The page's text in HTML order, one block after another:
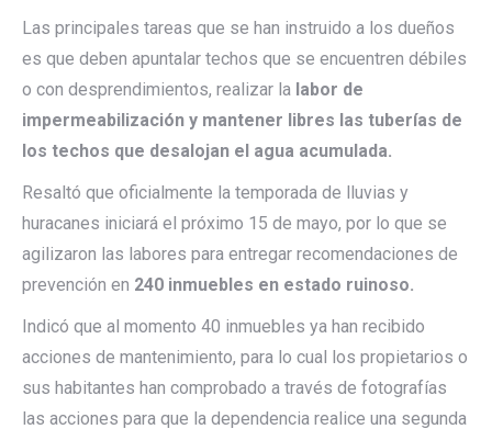
Las principales tareas que se han instruido a los dueños
es que deben apuntalar techos que se encuentren débiles
o con desprendimientos, realizar la labor de
impermeabilización y mantener libres las tuberías de
los techos que desalojan el agua acumulada.
Resaltó que oficialmente la temporada de lluvias y
huracanes iniciará el próximo 15 de mayo, por lo que se
agilizaron las labores para entregar recomendaciones de
prevención en 240 inmuebles en estado ruinoso.
Indicó que al momento 40 inmuebles ya han recibido
acciones de mantenimiento, para lo cual los propietarios o
sus habitantes han comprobado a través de fotografías
las acciones para que la dependencia realice una segunda